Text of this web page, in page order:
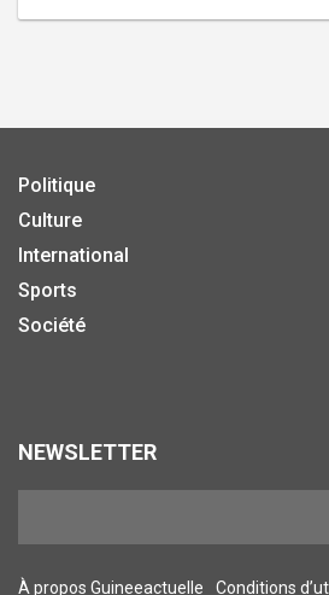
Politique
Culture
International
Sports
Société
NEWSLETTER
À propos Guineeactuelle Conditions